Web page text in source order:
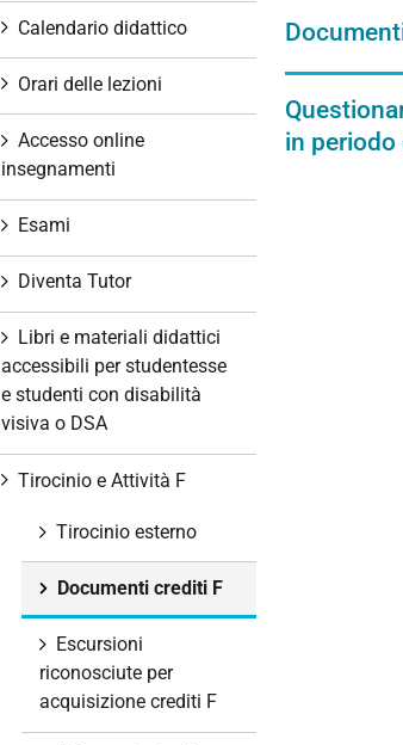
in periodo
Calendario didattico
Orari delle lezioni
Accesso online
insegnamenti
Esami
Diventa Tutor
Libri e materiali didattici
accessibili per studentesse
e studenti con disabilità
visiva o DSA
Tirocinio e Attività F
Tirocinio esterno
Documenti crediti F
Escursioni
riconosciute per
acquisizione crediti F